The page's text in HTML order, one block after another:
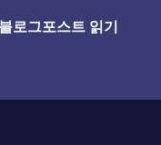
로그포스트 읽기